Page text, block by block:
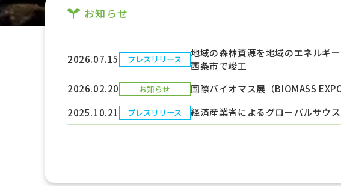
お知らせ
2026.07.15 プレスリリース
地域の森林資源を地域のエネルギ
西条市で竣工
2026.02.20
お知らせ
国際バイオマス展（BIOMASS
2025.10.21
プレスリリース 経済産業省によるグローバルサウ